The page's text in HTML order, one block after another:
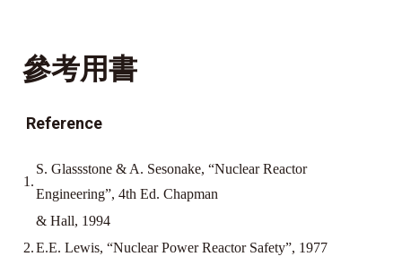
參考用書
Reference
1.
S. Glassstone & A. Sesonake, “Nuclear Reactor
Engineering”, 4th Ed. Chapman
& Hall, 1994
2.E.E. Lewis, “Nuclear Power Reactor Safety”, 1977